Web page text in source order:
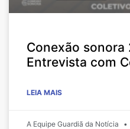
Conexão
Entrevista com
LEIA MAIS
A Equipe Guardiã da Notícia